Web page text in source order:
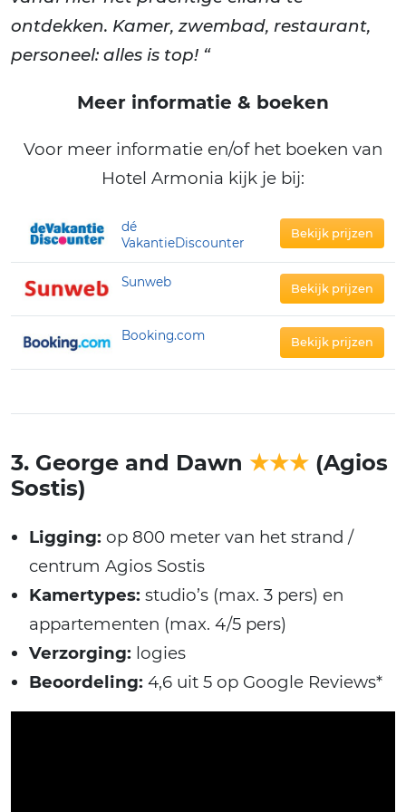
ontdekken. Kamer, zwembad, restaurant,
personeel: alles is top! “
Meer informatie & boeken
Voor meer informatie en/of het boeken van
Hotel Armonia kijk je bij:
dé
VakantieDiscounter
Bekijk prijzen
Sunweb Bekijk prijzen
Booking.com Bekijk prijzen
3. George and Dawn ★★★ (Agios
Sostis)
Ligging: op 800 meter van het strand /
centrum Agios Sostis
Kamertypes: studio’s (max. 3 pers) en
appartementen (max. 4/5 pers)
Verzorging: logies
Beoordeling: 4,6 uit 5 op Google Reviews*